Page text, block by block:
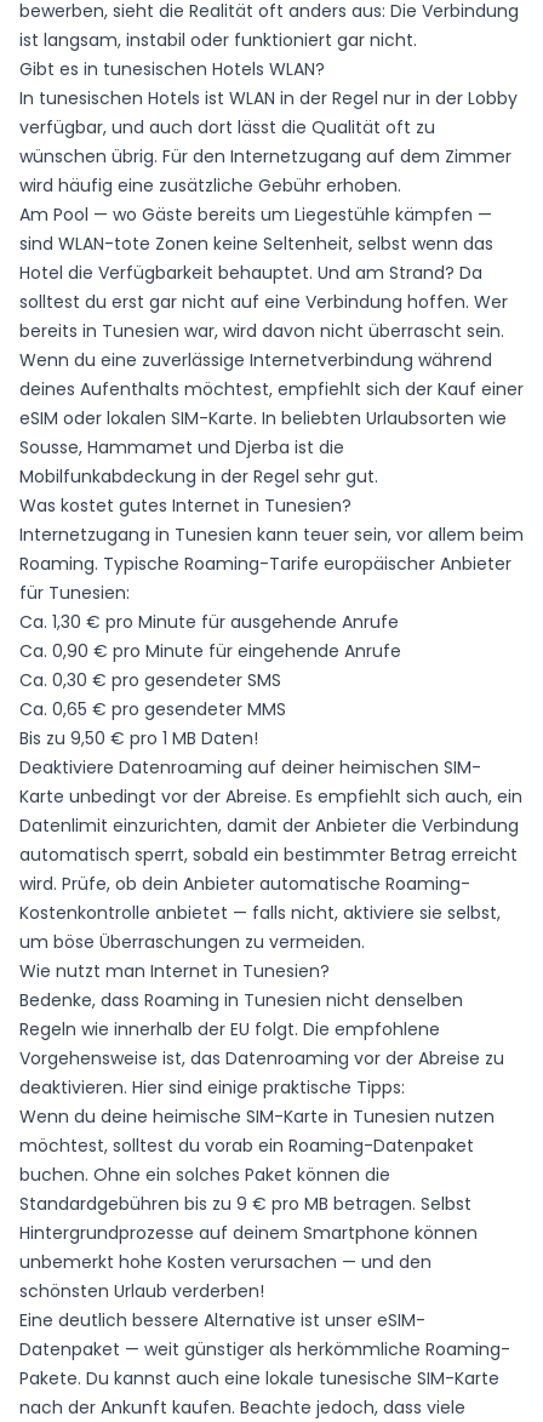
bewerben, sieht die Realität oft anders aus: Die Verbindung
ist langsam, instabil oder funktioniert gar nicht.
Gibt es in tunesischen Hotels WLAN?
In tunesischen Hotels ist WLAN in der Regel nur in der Lobby
verfügbar, und auch dort lässt die Qualität oft zu
wünschen übrig. Für den Internetzugang auf dem Zimmer
wird häufig eine zusätzliche Gebühr erhoben.
Am Pool — wo Gäste bereits um Liegestühle kämpfen —
sind WLAN-tote Zonen keine Seltenheit, selbst wenn das
Hotel die Verfügbarkeit behauptet. Und am Strand? Da
solltest du erst gar nicht auf eine Verbindung hoffen. Wer
bereits in Tunesien war, wird davon nicht überrascht sein.
Wenn du eine zuverlässige Internetverbindung während
deines Aufenthalts möchtest, empfiehlt sich der Kauf einer
eSIM oder lokalen SIM-Karte. In beliebten Urlaubsorten wie
Sousse, Hammamet und Djerba ist die
Mobilfunkabdeckung in der Regel sehr gut.
Was kostet gutes Internet in Tunesien?
Internetzugang in Tunesien kann teuer sein, vor allem beim
Roaming. Typische Roaming-Tarife europäischer Anbieter
für Tunesien:
Ca. 1,30 € pro Minute für ausgehende Anrufe
Ca. 0,90 € pro Minute für eingehende Anrufe
Ca. 0,30 € pro gesendeter SMS
Ca. 0,65 € pro gesendeter MMS
Bis zu 9,50 € pro 1 MB Daten!
Deaktiviere Datenroaming auf deiner heimischen SIM-
Karte unbedingt vor der Abreise. Es empfiehlt sich auch, ein
Datenlimit einzurichten, damit der Anbieter die Verbindung
automatisch sperrt, sobald ein bestimmter Betrag erreicht
wird. Prüfe, ob dein Anbieter automatische Roaming-
Kostenkontrolle anbietet — falls nicht, aktiviere sie selbst,
um böse Überraschungen zu vermeiden.
Wie nutzt man Internet in Tunesien?
Bedenke, dass Roaming in Tunesien nicht denselben
Regeln wie innerhalb der EU folgt. Die empfohlene
Vorgehensweise ist, das Datenroaming vor der Abreise zu
deaktivieren. Hier sind einige praktische Tipps:
Wenn du deine heimische SIM-Karte in Tunesien nutzen
möchtest, solltest du vorab ein Roaming-Datenpaket
buchen. Ohne ein solches Paket können die
Standardgebühren bis zu 9 € pro MB betragen. Selbst
Hintergrundprozesse auf deinem Smartphone können
unbemerkt hohe Kosten verursachen — und den
schönsten Urlaub verderben!
Eine deutlich bessere Alternative ist unser eSIM-
Datenpaket — weit günstiger als herkömmliche Roaming-
Pakete. Du kannst auch eine lokale tunesische SIM-Karte
nach der Ankunft kaufen. Beachte jedoch, dass viele